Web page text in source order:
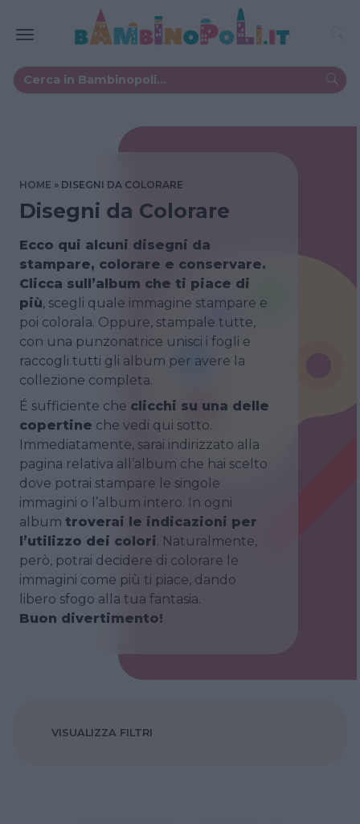
HOME DISEGNI DA COLORARE
Disegni da Colorare
Ecco qui alcuni disegni da
stampare, colorare e conservare.
Clicca sull’album che ti piace di
più, scegli quale immagine stampare e
poi colorala. Oppure, stampale tutte,
con una punzonatrice unisci i fogli e
raccogli tutti gli album per avere la
collezione completa.
É sufficiente che clicchi su una delle
copertine che vedi qui sotto.
Immediatamente, sarai indirizzato alla
pagina relativa all’album che hai scelto
dove potrai stampare le singole
immagini o l’album intero. In ogni
album troverai le indicazioni per
l’utilizzo dei colori. Naturalmente,
però, potrai decidere di colorare le
immagini come più ti piace, dando
libero sfogo alla tua fantasia.
Buon divertimento!
VISUALIZZA FILTRI